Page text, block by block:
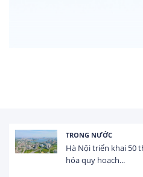
TRONG NƯỚC
Hà Nội triển khai 50
hóa quy hoạch...